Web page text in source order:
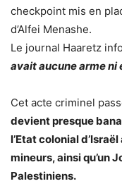
checkpoint mis en
d’Alfei Menashe.
Le journal Haaretz
avait aucune arme
Cet acte criminel
devient presque
l’Etat colonial
mineurs, ainsi qu’un
Palestiniens.